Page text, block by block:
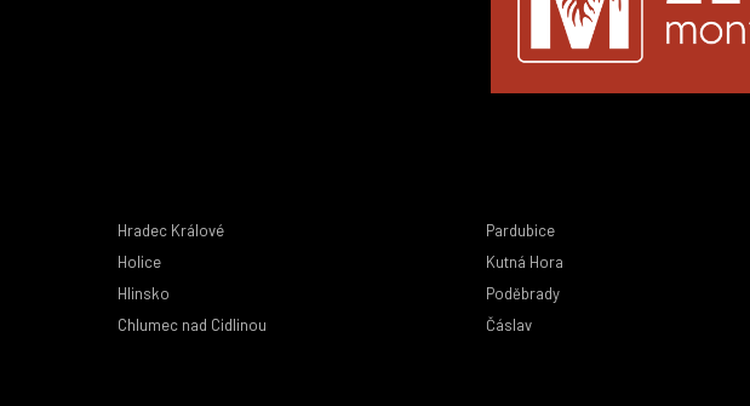
Hradec Králové Pardubice
Holice Kutná Hora
Hlinsko Poděbrady
Chlumec nad Cidlinou Čáslav